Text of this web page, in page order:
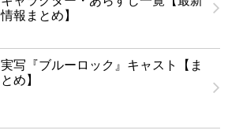
情報まとめ】
実写『ブルーロック』キャスト【ま
とめ】